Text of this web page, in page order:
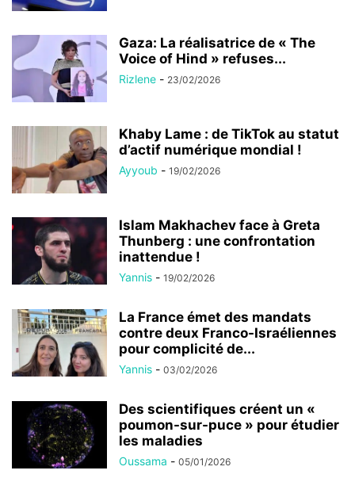
Gaza: La réalisatrice de « The
Voice of Hind » refuses...
Rizlene - 23/02/2026
Khaby Lame : de TikTok au statut
d’actif numérique mondial !
Ayyoub - 19/02/2026
Islam Makhachev face à Greta
Thunberg : une confrontation
inattendue !
Yannis - 19/02/2026
La France émet des mandats
contre deux Franco-Israéliennes
pour complicité de...
Yannis - 03/02/2026
Des scientifiques créent un «
poumon-sur-puce » pour étudier
les maladies
Oussama - 05/01/2026